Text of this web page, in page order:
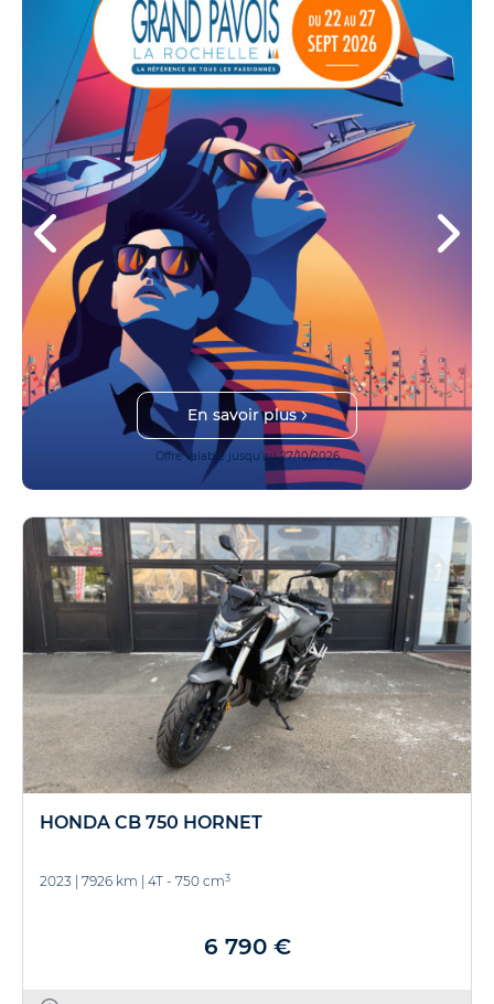
En savoir plus
Offre valable jusqu'au 27/10/2026
HONDA CB 750 HORNET
2023 7926 km 4T - 750 cm3
6 790 €